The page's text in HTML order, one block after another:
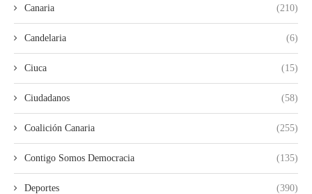
Canaria (210)
Candelaria (6)
Ciuca (15)
Ciudadanos (58)
Coalición Canaria (255)
Contigo Somos Democracia (135)
Deportes (390)